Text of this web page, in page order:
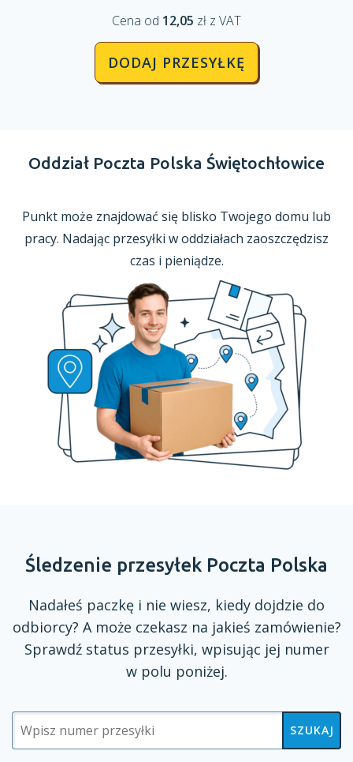
Cena od 12,05 zł z VAT
DODAJ PRZESYŁKĘ
Oddział Poczta Polska Świętochłowice
Punkt może znajdować się blisko Twojego domu lub
pracy. Nadając przesyłki w oddziałach zaoszczędzisz
czas i pieniądze.
Śledzenie przesyłek Poczta Polska
Nadałeś paczkę i nie wiesz, kiedy dojdzie do
odbiorcy? A może czekasz na jakieś zamówienie?
Sprawdź status przesyłki, wpisując jej numer
w polu poniżej.
SZUKAJ